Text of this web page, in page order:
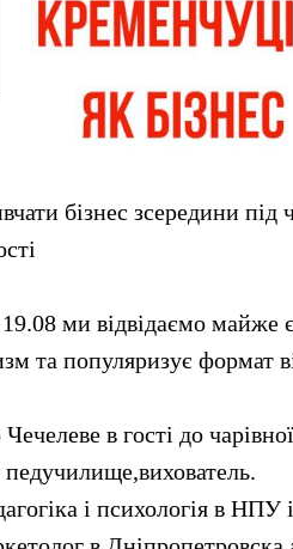
бізнес зсередини під
ми відвідаємо майже
та популяризує формат
в гості до
і психологія в